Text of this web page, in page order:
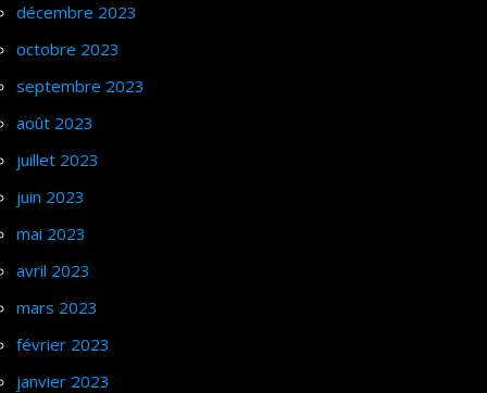
décembre 2023
octobre 2023
septembre 2023
août 2023
juillet 2023
juin 2023
mai 2023
avril 2023
mars 2023
février 2023
janvier 2023